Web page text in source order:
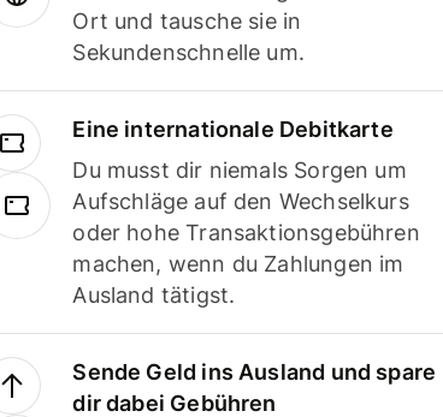
Ort und tausche sie in
Sekundenschnelle um.
Eine internationale Debitkarte
Du musst dir niemals Sorgen um
Aufschläge auf den Wechselkurs
oder hohe Transaktionsgebühren
machen, wenn du Zahlungen im
Ausland tätigst.
Sende Geld ins Ausland und spare
dir dabei Gebühren